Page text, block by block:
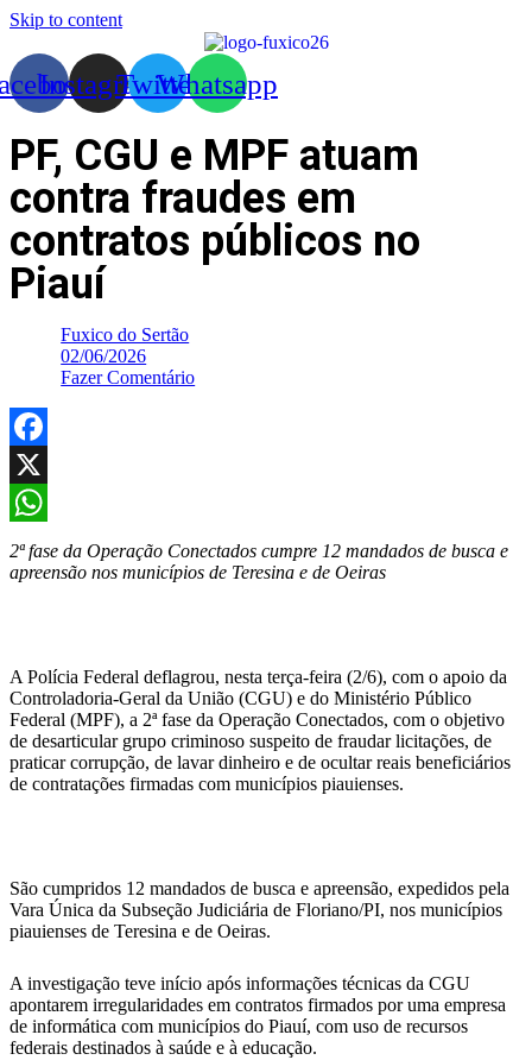
Skip to content
InstagramTwitterWhatsapp
PF, CGU e MPF atuam
contra fraudes em
contratos públicos no
Piauí
Fuxico do Sertão
02/06/2026
Fazer Comentário
Facebook
X
WhatsApp
2ª fase da Operação Conectados cumpre 12 mandados de busca e
apreensão nos municípios de Teresina e de Oeiras
A Polícia Federal deflagrou, nesta terça-feira (2/6), com o apoio da
Controladoria-Geral da União (CGU) e do Ministério Público
Federal (MPF), a 2ª fase da Operação Conectados, com o objetivo
de desarticular grupo criminoso suspeito de fraudar licitações, de
praticar corrupção, de lavar dinheiro e de ocultar reais beneficiários
de contratações firmadas com municípios piauienses.
São cumpridos 12 mandados de busca e apreensão, expedidos pela
Vara Única da Subseção Judiciária de Floriano/PI, nos municípios
piauienses de Teresina e de Oeiras.
A investigação teve início após informações técnicas da CGU
apontarem irregularidades em contratos firmados por uma empresa
de informática com municípios do Piauí, com uso de recursos
federais destinados à saúde e à educação.